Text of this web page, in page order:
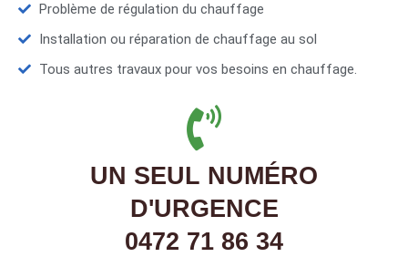
Problème de régulation du chauffage
Installation ou réparation de chauffage au sol
Tous autres travaux pour vos besoins en chauffage.
UN SEUL NUMÉRO
D'URGENCE
0472 71 86 34